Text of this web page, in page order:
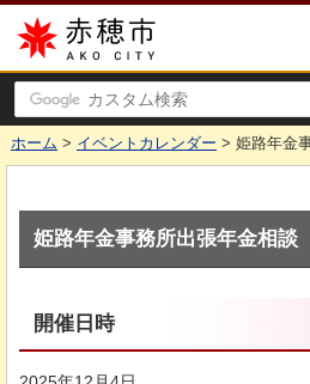
赤穂市
ホーム > イベントカレンダー > 姫路年金
姫路年金事務所出張年金相談
開催日時